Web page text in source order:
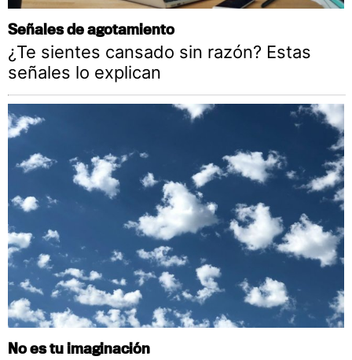
Señales de agotamiento
¿Te sientes cansado sin razón? Estas
señales lo explican
No es tu imaginación